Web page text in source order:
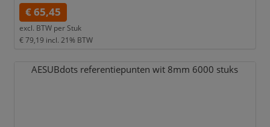
€ 65,45
excl. BTW per Stuk
€ 79,19 incl. 21% BTW
AESUBdots referentiepunten wit 8mm 6000 stuks